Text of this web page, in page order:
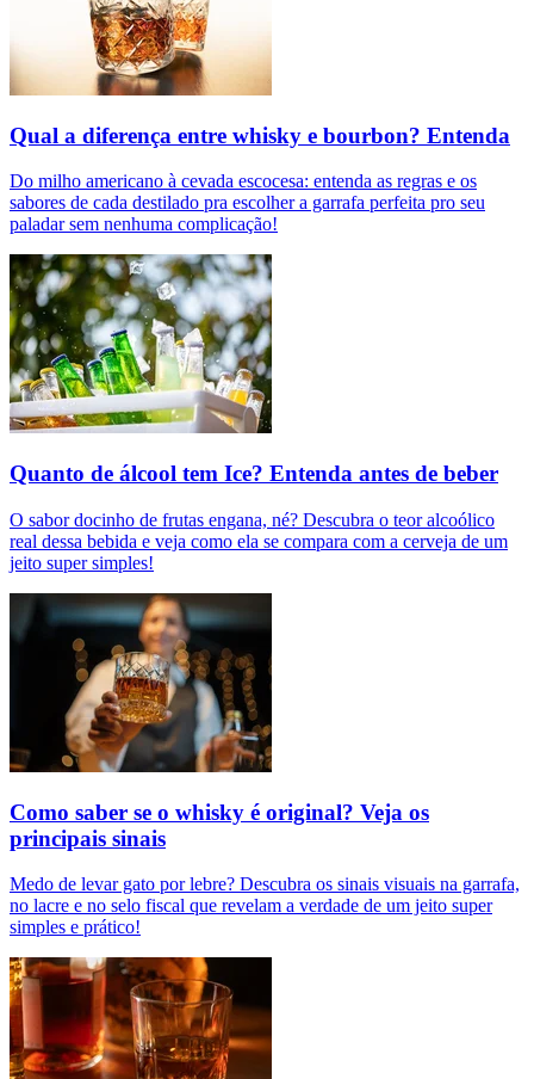
Qual a diferença entre whisky e bourbon? Entenda
Do milho americano à cevada escocesa: entenda as regras e os
sabores de cada destilado pra escolher a garrafa perfeita pro seu
paladar sem nenhuma complicação!
Quanto de álcool tem Ice? Entenda antes de beber
O sabor docinho de frutas engana, né? Descubra o teor alcoólico
real dessa bebida e veja como ela se compara com a cerveja de um
jeito super simples!
Como saber se o whisky é original? Veja os
principais sinais
Medo de levar gato por lebre? Descubra os sinais visuais na garrafa,
no lacre e no selo fiscal que revelam a verdade de um jeito super
simples e prático!